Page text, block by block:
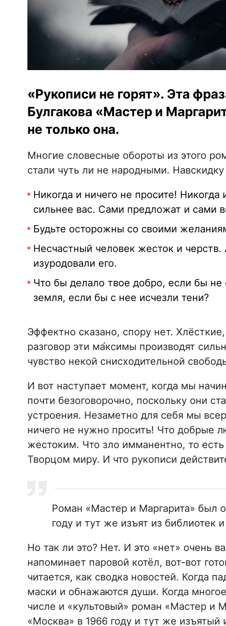
«Рукописи не горят». Эта
Булгакова «Мастер и
не только она.
Многие словесные обороты из этого
стали чуть ли не народными.
Никогда и ничего не просите! Никогда
сильнее вас. Сами предложат и сами
Будьте осторожны со своими
Несчастный человек жесток и
изуродовали его.
Что бы делало твое добро, если бы не
земля, если бы с нее исчезли тени?
Эффектно сказано, спору нет.
разговор эти ма́ксимы производят
чувство некой снисходительной
И вот наступает момент, когда мы
почти безоговорочно, поскольку они
устроения. Незаметно для себя мы
ничего не нужно просить! Что добрые
жестоким. Что зло имманентно, то
Творцом миру. И что рукописи
Роман «Мастер и Маргарита» был
году и тут же изъят из библиотек
Но так ли это? Нет. И это «нет» очень
напоминает паровой котёл, вот-вот
читается, как сводка новостей. Когда
маски и обнажаются души. Когда
числе и «культовый» роман «Мастер и
«Москва» в 1966 году и тут же